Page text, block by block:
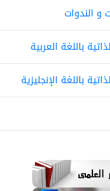
و الندوات
باللغة العربية
باللغة الإنجليزية